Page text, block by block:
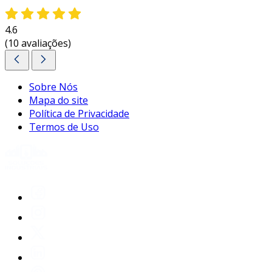
4.6
(10 avaliações)
Sobre Nós
Mapa do site
Política de Privacidade
Termos de Uso